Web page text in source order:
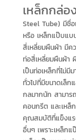
เหล็กกล่อ
Steel Tube) มีชื่อ
หรือ เหล็กแป๊บแบ
สี่เหลี่ยมผืนผ้า มีค
ท่อสี่เหลี่ยมผืนผ้า
เป็นท่อเหล็กที่ไม่มี
ทั่วไปที่มีขนาดเล็
กลมากนัก สามาร
คอนกรีต และเหล็
คุณสมบัติที่แข็งแร
อื่นๆ เพราะเหล็ก